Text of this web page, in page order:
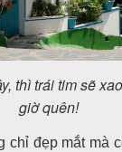
thì trái tim sẽ
giờ quên!
chỉ đẹp mắt mà